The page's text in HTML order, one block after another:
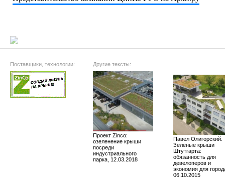
Поставщики, технологии: Другие тексты:
Проект Zinco:
озеленение крыши
посреди
индустриального
парка, 12.03.2018
Павел Олигорский.
Зеленые крыши
Штутгарта:
обязанность для
девелоперов и
экономия для
06.10.2015